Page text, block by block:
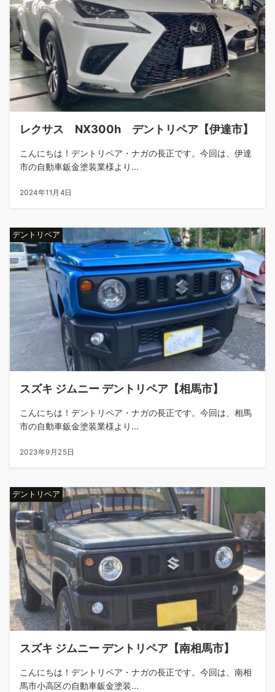
レクサス NX300h デントリペア【伊達市】
こんにちは！デントリペア・ナガの長正です。今回は、伊達
市の自動車鈑金塗装業様より...
2024年11月4日
デントリペア
スズキ ジムニー デントリペア【相馬市】
こんにちは！デントリペア・ナガの長正です。今回は、相馬
市の自動車鈑金塗装業様より...
2023年9月25日
デントリペア
スズキ ジムニー デントリペア【南相馬市】
こんにちは！デントリペア・ナガの長正です。今回は、南相
馬市小高区の自動車鈑金塗装...